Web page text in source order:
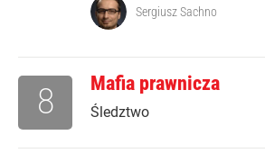
Sergiusz Sachno
Mafia prawnicza
Śledztwo
8